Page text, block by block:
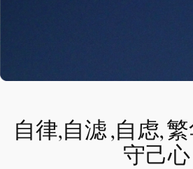
自律,自滤 ,自虑,
守己心